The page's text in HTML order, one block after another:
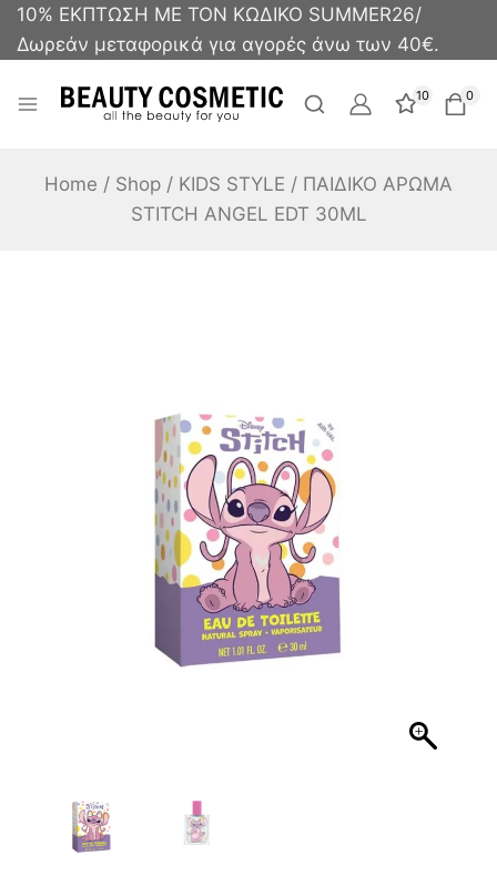
10% ΕΚΠΤΩΣΗ ΜΕ ΤΟΝ ΚΩΔΙΚΟ SUMMER26/
Δωρεάν μεταφορικά για αγορές άνω των 40€.
10 0
Home / Shop / KIDS STYLE / ΠΑΙΔΙΚΟ ΑΡΩΜΑ
STITCH ANGEL EDT 30ML